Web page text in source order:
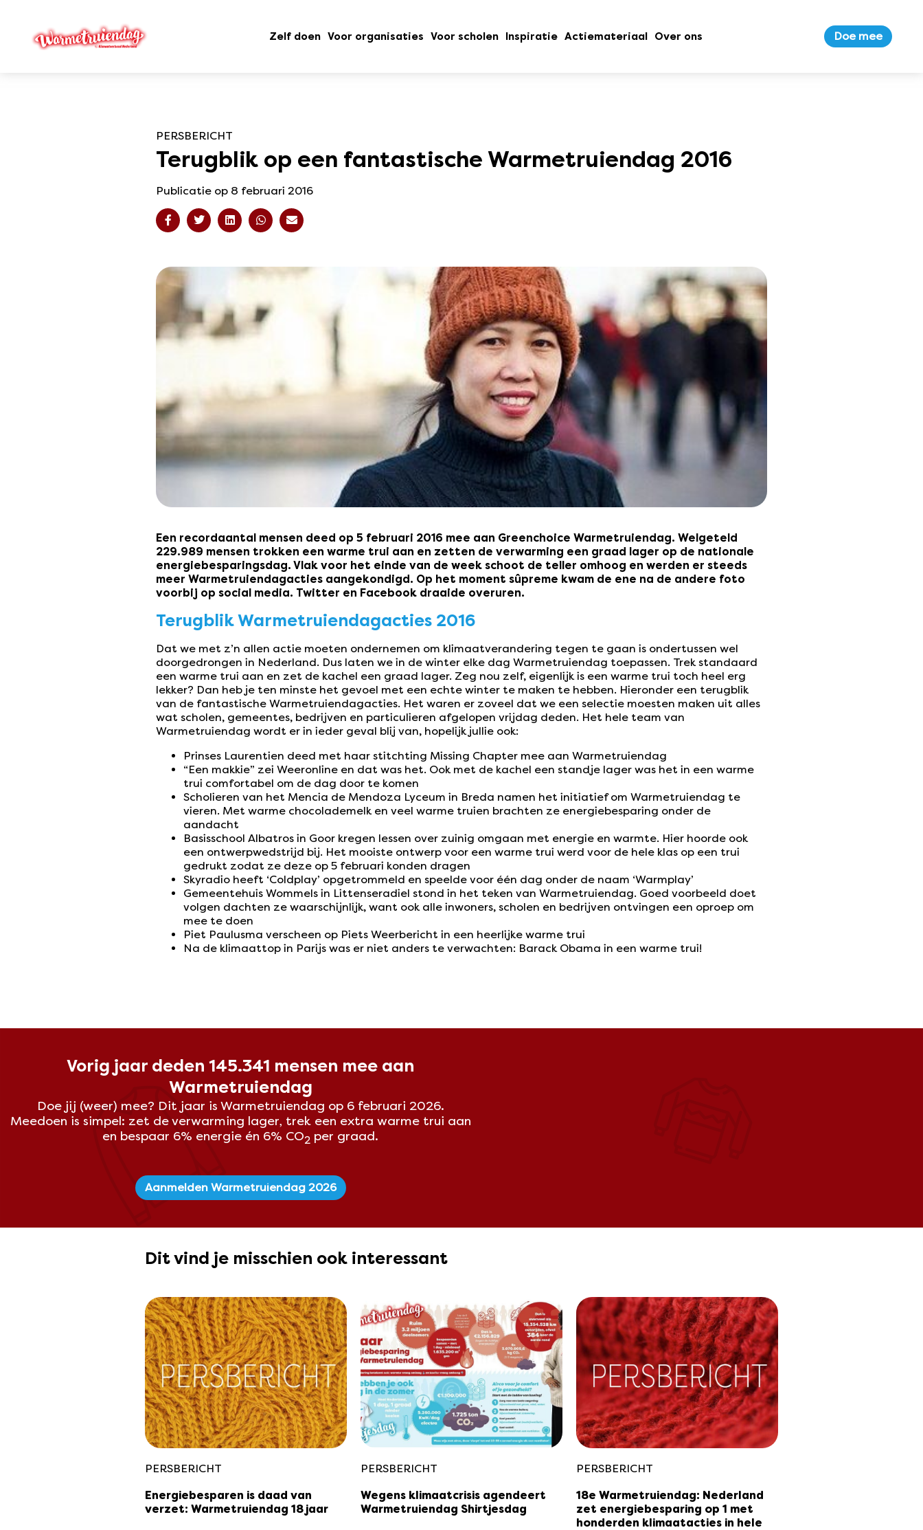
Zelf doen Voor organisaties Voor scholen Inspiratie Actiemateriaal Over ons Doe mee
PERSBERICHT
Terugblik op een fantastische Warmetruiendag 2016
Publicatie op 8 februari 2016
Een recordaantal mensen deed op 5 februari 2016 mee aan Greenchoice Warmetruiendag. Welgeteld
229.989 mensen trokken een warme trui aan en zetten de verwarming een graad lager op de nationale
energiebesparingsdag. Vlak voor het einde van de week schoot de teller omhoog en werden er steeds
meer Warmetruiendagacties aangekondigd. Op het moment sûpreme kwam de ene na de andere foto
voorbij op social media. Twitter en Facebook draaide overuren.
Terugblik Warmetruiendagacties 2016
Dat we met z’n allen actie moeten ondernemen om klimaatverandering tegen te gaan is ondertussen wel
doorgedrongen in Nederland. Dus laten we in de winter elke dag Warmetruiendag toepassen. Trek standaard
een warme trui aan en zet de kachel een graad lager. Zeg nou zelf, eigenlijk is een warme trui toch heel erg
lekker? Dan heb je ten minste het gevoel met een echte winter te maken te hebben. Hieronder een terugblik
van de fantastische Warmetruiendagacties. Het waren er zoveel dat we een selectie moesten maken uit alles
wat scholen, gemeentes, bedrijven en particulieren afgelopen vrijdag deden. Het hele team van
Warmetruiendag wordt er in ieder geval blij van, hopelijk jullie ook:
Prinses Laurentien deed met haar stitchting Missing Chapter mee aan Warmetruiendag
“Een makkie” zei Weeronline en dat was het. Ook met de kachel een standje lager was het in een warme
trui comfortabel om de dag door te komen
Scholieren van het Mencia de Mendoza Lyceum in Breda namen het initiatief om Warmetruiendag te
vieren. Met warme chocolademelk en veel warme truien brachten ze energiebesparing onder de
aandacht
Basisschool Albatros in Goor kregen lessen over zuinig omgaan met energie en warmte. Hier hoorde ook
een ontwerpwedstrijd bij. Het mooiste ontwerp voor een warme trui werd voor de hele klas op een trui
gedrukt zodat ze deze op 5 februari konden dragen
Skyradio heeft ‘Coldplay’ opgetrommeld en speelde voor één dag onder de naam ‘Warmplay’
Gemeentehuis Wommels in Littenseradiel stond in het teken van Warmetruiendag. Goed voorbeeld doet
volgen dachten ze waarschijnlijk, want ook alle inwoners, scholen en bedrijven ontvingen een oproep om
mee te doen
Piet Paulusma verscheen op Piets Weerbericht in een heerlijke warme trui
Na de klimaattop in Parijs was er niet anders te verwachten: Barack Obama in een warme trui!
Vorig jaar deden 145.341 mensen mee aan
Warmetruiendag
Doe jij (weer) mee? Dit jaar is Warmetruiendag op 6 februari 2026.
Meedoen is simpel: zet de verwarming lager, trek een extra warme trui aan
en bespaar 6% energie én 6% CO2 per graad.
Aanmelden Warmetruiendag 2026
Dit vind je misschien ook interessant
PERSBERICHT
Energiebesparen is daad van
verzet: Warmetruiendag 18 jaar
PERSBERICHT
Wegens klimaatcrisis agendeert
Warmetruiendag Shirtjesdag
PERSBERICHT
18e Warmetruiendag: Nederland
zet energiebesparing op 1 met
honderden klimaatacties in hele